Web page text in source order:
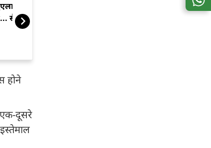
में 2 फीट खिसकी
सैटेलाइट डेटा से खुलासा
पेरू में जो
होने
एक-दूसरे